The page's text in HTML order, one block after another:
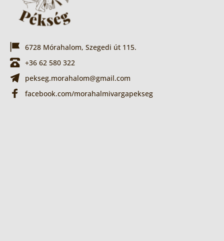
6728 Mórahalom, Szegedi út 115.
+36 62 580 322
pekseg.morahalom@gmail.com
facebook.com/morahalmivargapekseg